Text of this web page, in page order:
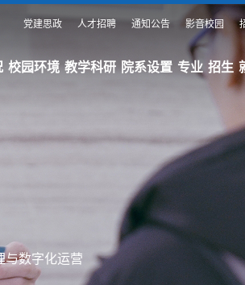
党建思政 人才招聘 通知公告 影音校园
校园环境 教学科研 院系设置 专业 招生
与数字化运营